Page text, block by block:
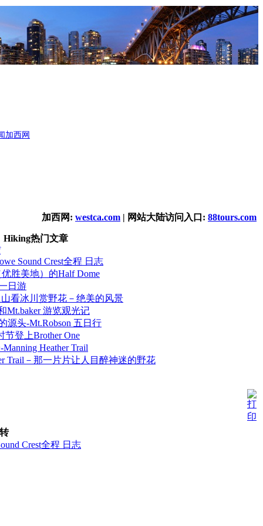
加西网
加西网: westca.com | 网站大陆访问入口: 88tours.com
Hiking热门文章
Sound Crest全程 日志
优胜美地）的Half Dome
日游
山看冰川赏野花－绝美的风景
Mt.baker 游览观光记
源头-Mt.Robson 五日行
节登上Brother One
Heather Trail
Trail－那一片片让人目醉神迷的野花
Crest全程 日志